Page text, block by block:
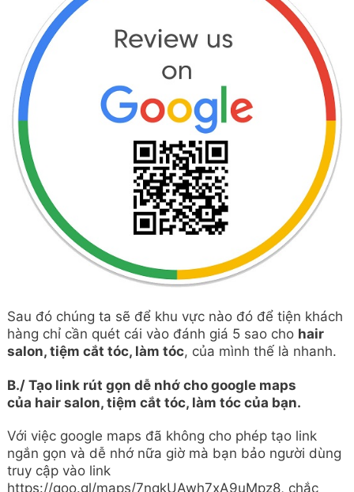
Sau đó chúng ta sẽ để khu vực nào đó để tiện khách
hàng chỉ cần quét cái vào đánh giá 5 sao cho hair
salon, tiệm cắt tóc, làm tóc, của mình thế là nhanh.
B./ Tạo link rút gọn dễ nhớ cho google maps
của hair salon, tiệm cắt tóc, làm tóc của bạn.
Với việc google maps đã không cho phép tạo link
ngắn gọn và dễ nhớ nữa giờ mà bạn bảo người dùng
truy cập vào link
https://goo.gl/maps/7nqkUAwh7xA9uMpz8, chắc